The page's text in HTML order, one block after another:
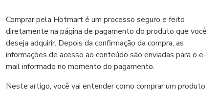
Comprar pela Hotmart é um processo seguro e feito
diretamente na página de pagamento do produto que você
deseja adquirir. Depois da confirmação da compra, as
informações de acesso ao conteúdo são enviadas para o e-
mail informado no momento do pagamento.
Neste artigo, você vai entender como comprar um produto